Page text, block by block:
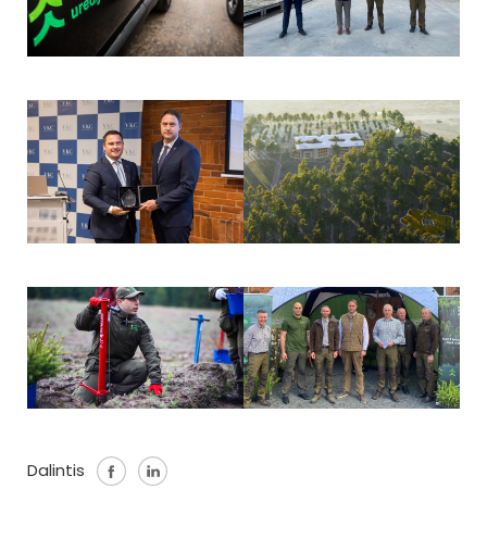
Dalintis